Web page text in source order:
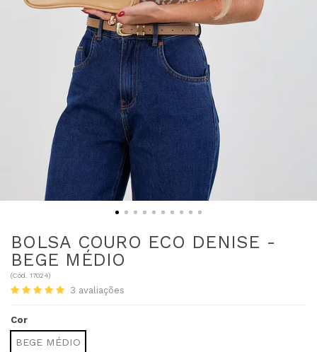
BOLSA COURO ECO DENISE -
BEGE MÉDIO
(Cód. 17024)
3 avaliações
Cor
BEGE MÉDIO